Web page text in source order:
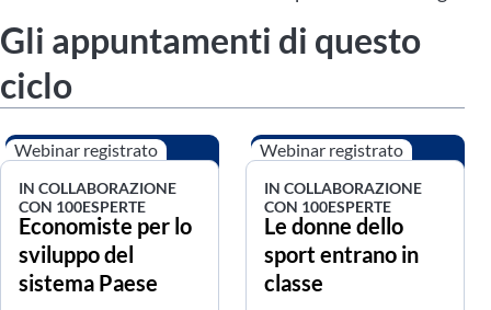
Gli appuntamenti di questo
ciclo
Webinar registrato
IN COLLABORAZIONE
CON 100ESPERTE
Economiste per lo
sviluppo del
sistema Paese
Webinar registrato
IN COLLABORAZIONE
CON 100ESPERTE
Le donne dello
sport entrano in
classe